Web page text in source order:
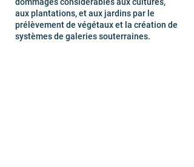
aux plantations, et aux jardins par le
prélèvement de végétaux et la création de
systèmes de galeries souterraines.